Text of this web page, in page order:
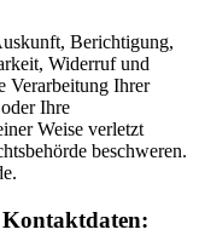
Berichtigung,
Widerruf und
Verarbeitung Ihrer
Ihre
Weise verletzt
beschweren.
Kontaktdaten: